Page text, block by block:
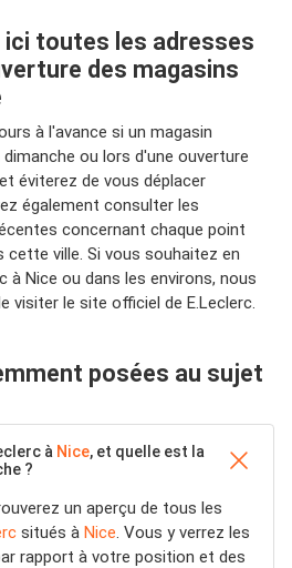
toutes les adresses
des magasins
à l'avance si un magasin
ou lors d'une ouverture
éviterez de vous déplacer
également consulter les
concernant chaque point
cette ville. Si vous souhaitez en
à Nice ou dans les environs, nous
visiter le site officiel de E.Leclerc.
posées au sujet
à Nice, et quelle est la
?
un aperçu de tous les
situés à Nice. Vous y verrez les
rapport à votre position et des